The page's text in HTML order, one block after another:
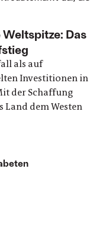
Das
als auf
Investitionen in
der Schaffung
dem Westen